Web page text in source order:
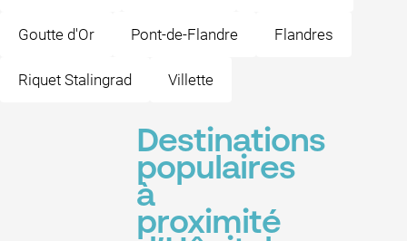
Goutte d'Or Pont-de-Flandre Flandres
Riquet Stalingrad Villette
Destinations
populaires
à
proximité